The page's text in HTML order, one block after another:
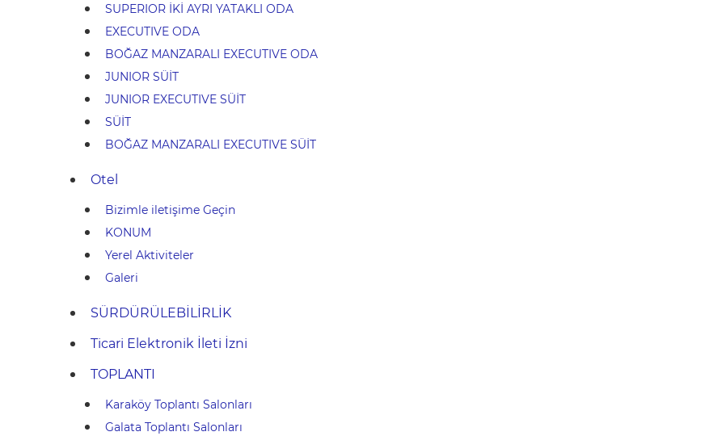
SUPERIOR İKİ AYRI YATAKLI ODA
EXECUTIVE ODA
BOĞAZ MANZARALI EXECUTIVE ODA
JUNIOR SÜİT
JUNIOR EXECUTIVE SÜİT
SÜİT
BOĞAZ MANZARALI EXECUTIVE SÜİT
Otel
Bizimle iletişime Geçin
KONUM
Yerel Aktiviteler
Galeri
SÜRDÜRÜLEBİLİRLİK
Ticari Elektronik İleti İzni
TOPLANTI
Karaköy Toplantı Salonları
Galata Toplantı Salonları